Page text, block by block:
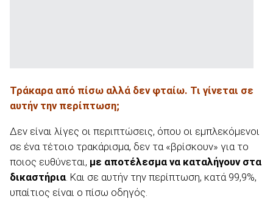
Τράκαρα από πίσω αλλά δεν φταίω. Τι γίνεται σε
αυτήν την περίπτωση;
Δεν είναι λίγες οι περιπτώσεις, όπου οι εμπλεκόμενοι
σε ένα τέτοιο τρακάρισμα, δεν τα «βρίσκουν» για το
ποιος ευθύνεται, με αποτέλεσμα να καταλήγουν στα
δικαστήρια . Και σε αυτήν την περίπτωση, κατά 99,9%,
υπαίτιος είναι ο πίσω οδηγός.